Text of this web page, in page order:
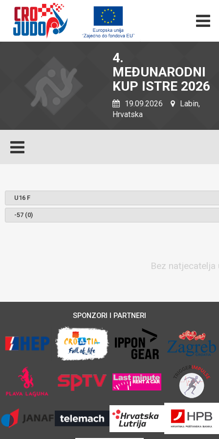
4.
MEĐUNARODNI
KUP ISTRE 2026
19.09.2026
Labin,
Hrvatska
Bez
SPONZORI I PARTNERI